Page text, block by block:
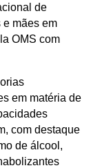
de
mães em
OMS com
em matéria de
com destaque
de álcool,